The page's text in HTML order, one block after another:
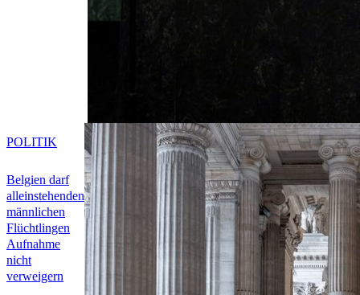
Belgien darf
alleinstehenden
männlichen
Flüchtlingen
Aufnahme
nicht
verweigern
POLITIK